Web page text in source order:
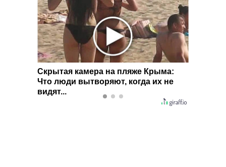
Скрытая камера на пляже Крыма:
Что люди вытворяют, когда их не
видят...